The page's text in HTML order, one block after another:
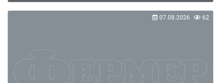
07.08.2026 62